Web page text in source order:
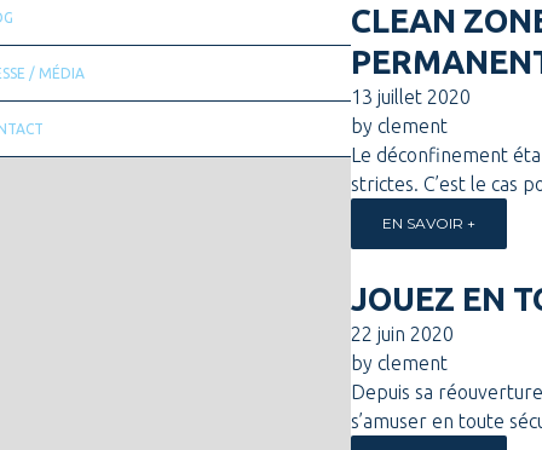
/ MÉDIA
CLEAN
13 juillet 2020
by clement
Le déconfinement
strictes. C’est le cas
EN SAVOIR +
JOUEZ EN
22 juin 2020
by clement
Depuis sa
s’amuser en toute